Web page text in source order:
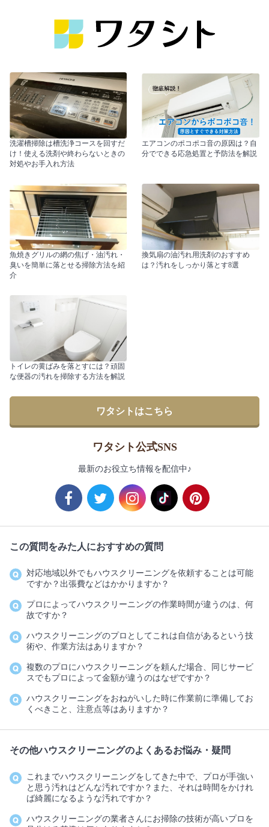
洗濯槽掃除は槽洗浄コースを回すだ
け！使える洗剤や終わらないときの
対処やお手入れ方法
エアコンのポコポコ音の原因は？自
分でできる応急処置と予防法を解説
魚焼きグリルの網の焦げ・油汚れ・
臭いを簡単に落とせる掃除方法を紹
介
換気扇の油汚れ用洗剤のおすすめ
は？汚れをしっかり落とす8選
トイレの黄ばみを落とすには？頑固
な便器の汚れを掃除する方法を解説
ワタシトはこちら
ワタシト公式SNS
最新のお役立ち情報を配信中♪
この質問をみた人におすすめの質問
対応地域以外でもハウスクリーニングを依頼することは可能
ですか？出張費などはかかりますか？
プロによってハウスクリーニングの作業時間が違うのは、何
故ですか？
ハウスクリーニングのプロとしてこれは自信があるという技
術や、作業方法はありますか？
複数のプロにハウスクリーニングを頼んだ場合、同じサービ
スでもプロによって金額が違うのはなぜですか？
ハウスクリーニングをおねがいした時に作業前に準備してお
くべきこと、注意点等はありますか？
その他ハウスクリーニングのよくあるお悩み・疑問
これまでハウスクリーニングをしてきた中で、プロが手強い
と思う汚れはどんな汚れですか？また、それは時間をかけれ
ば綺麗になるような汚れですか？
ハウスクリーニングの業者さんにお掃除の技術が高いプロを